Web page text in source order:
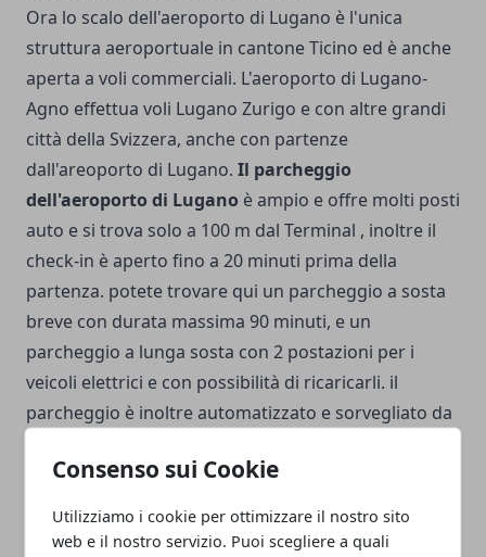
Consenso sui Cookie
Utilizziamo i cookie per ottimizzare il nostro sito
web e il nostro servizio. Puoi scegliere a quali
Ora lo scalo dell'aeroporto di Lugano è l'unica
struttura aeroportuale in cantone Ticino ed è anche
aperta a voli commerciali. L'aeroporto di Lugano-
Agno effettua voli Lugano Zurigo e con altre grandi
città della Svizzera, anche con partenze
dall'areoporto di Lugano. Il parcheggio
dell'aeroporto di Lugano è ampio e offre molti posti
auto e si trova solo a 100 m dal Terminal , inoltre il
check-in è aperto fino a 20 minuti prima della
partenza. potete trovare qui un parcheggio a sosta
breve con durata massima 90 minuti, e un
parcheggio a lunga sosta con 2 postazioni per i
veicoli elettrici e con possibilità di ricaricarli. il
parcheggio è inoltre automatizzato e sorvegliato da